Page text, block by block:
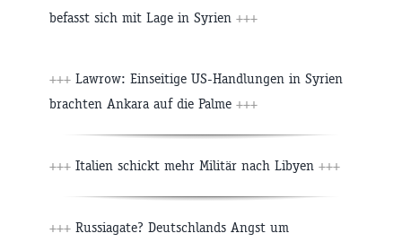
befasst sich mit Lage in Syrien +++
+++ Lawrow: Einseitige US-Handlungen in Syrien
brachten Ankara auf die Palme +++
+++ Italien schickt mehr Militär nach Libyen +++
+++ Russiagate? Deutschlands Angst um